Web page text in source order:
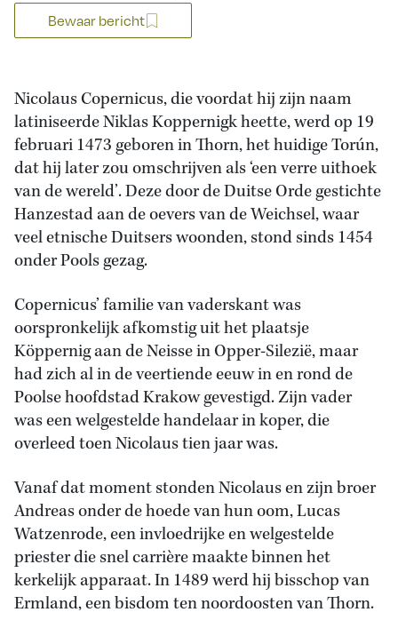
Bewaar bericht
Nicolaus Copernicus, die voordat hij zijn naam
latiniseerde Niklas Koppernigk heette, werd op 19
februari 1473 geboren in Thorn, het huidige Torún,
dat hij later zou omschrijven als ‘een verre uithoek
van de wereld’. Deze door de Duitse Orde gestichte
Hanzestad aan de oevers van de Weichsel, waar
veel etnische Duitsers woonden, stond sinds 1454
onder Pools gezag.
Copernicus’ familie van vaderskant was
oorspronkelijk afkomstig uit het plaatsje
Köppernig aan de Neisse in Opper-Silezië, maar
had zich al in de veertiende eeuw in en rond de
Poolse hoofdstad Krakow gevestigd. Zijn vader
was een welgestelde handelaar in koper, die
overleed toen Nicolaus tien jaar was.
Vanaf dat moment stonden Nicolaus en zijn broer
Andreas onder de hoede van hun oom, Lucas
Watzenrode, een invloedrijke en welgestelde
priester die snel carrière maakte binnen het
kerkelijk apparaat. In 1489 werd hij bisschop van
Ermland, een bisdom ten noordoosten van Thorn.